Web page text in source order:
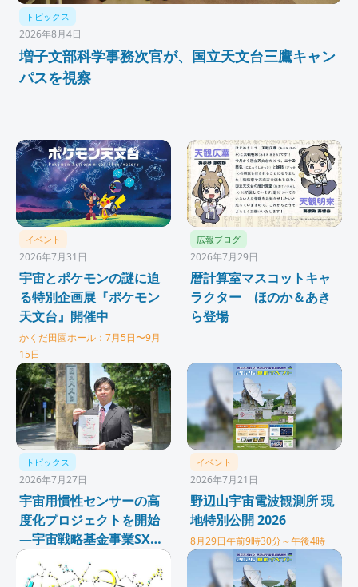
トピックス
2026年8月4日
増子文部科学事務次官が、国立天文台三鷹キャン
パスを視察
イベント
2026年7月31日
宇宙とポケモンの謎に迫
る特別企画展『ポケモン
天文台』開催中
かくだ田園ホール：7月5日〜9月
15日
広報ブログ
2026年7月29日
暦計算室マスコットキャ
ラクター ほのか＆あき
ら登場
トピックス
2026年7月27日
宇宙用慣性センサーの高
度化プロジェクトを開始
—宇宙戦略基金事業SX中
核領域発展研究「SX-
ARK」に採択
イベント
2026年7月21日
野辺山宇宙電波観測所 現
地特別公開 2026
8月29日午前9時30分～午後4時